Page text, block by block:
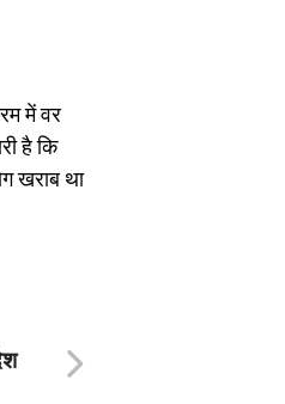
में वर
है कि
खराब था